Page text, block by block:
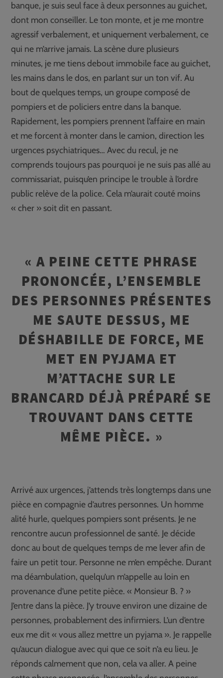
banque, je suis seul face à deux personnes au guichet,
dont mon conseiller. Le ton monte, et je me montre
agressif verbalement, et uniquement verbalement, ce
qui ne m’arrive jamais. La scène dure plusieurs
minutes, je me tiens debout immobile face au guichet,
les mains dans le dos, en parlant sur un ton vif. Au
bout de quelques temps, un groupe composé de
pompiers et de policiers entre dans la banque.
Rapidement, les pompiers prennent l’affaire en main
et me forcent à monter dans le camion, direction les
urgences psychiatriques… Avec du recul, je ne
comprends toujours pas pourquoi je ne suis pas allé au
commissariat, puisqu’en principe le trouble à l’ordre
public relève de la police. Cela m’aurait couté moins
« cher » soit dit en passant.
« A PEINE CETTE PHRASE
PRONONCÉE, L’ENSEMBLE
DES PERSONNES PRÉSENTES
ME SAUTE DESSUS, ME
DÉSHABILLE DE FORCE, ME
MET EN PYJAMA ET
M’ATTACHE SUR LE
BRANCARD DÉJÀ PRÉPARÉ SE
TROUVANT DANS CETTE
MÊME PIÈCE. »
Arrivé aux urgences, j’attends très longtemps dans une
pièce en compagnie d’autres personnes. Un homme
alité hurle, quelques pompiers sont présents. Je ne
rencontre aucun professionnel de santé. Je décide
donc au bout de quelques temps de me lever afin de
faire un petit tour. Personne ne m’en empêche. Durant
ma déambulation, quelqu’un m’appelle au loin en
provenance d’une petite pièce. « Monsieur B. ? »
J’entre dans la pièce. J’y trouve environ une dizaine de
personnes, probablement des infirmiers. L’un d’entre
eux me dit « vous allez mettre un pyjama ». Je rappelle
qu’aucun dialogue avec qui que ce soit n’a eu lieu. Je
réponds calmement que non, cela va aller. A peine